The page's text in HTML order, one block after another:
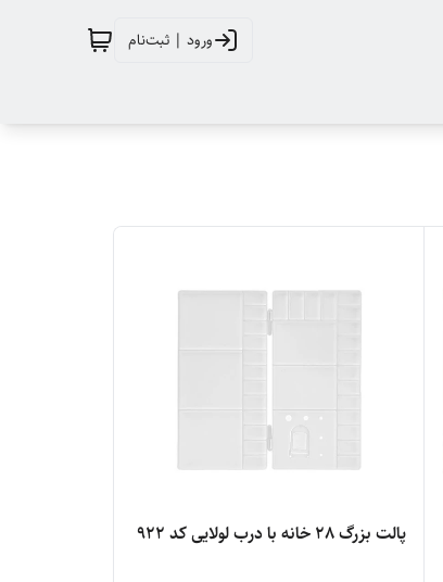
ورود | ثبت‌نام
پالت بزرگ 28 خانه با درب لولایی کد 922